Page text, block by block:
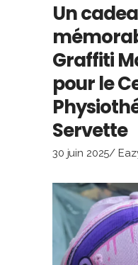
Un
Graffiti
pour le
Servette
30 juin 2025